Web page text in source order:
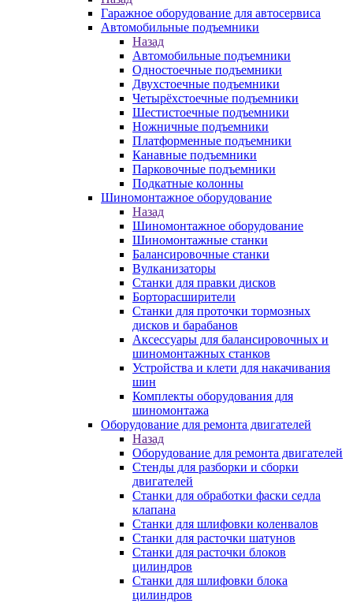
Гаражное оборудование для автосервиса
Автомобильные подъемники
Назад
Автомобильные подъемники
Одностоечные подъемники
Двухстоечные подъемники
Четырёхстоечные подъемники
Шестистоечные подъемники
Ножничные подъемники
Платформенные подъемники
Канавные подъемники
Парковочные подъемники
Подкатные колонны
Шиномонтажное оборудование
Назад
Шиномонтажное оборудование
Шиномонтажные станки
Балансировочные станки
Вулканизаторы
Станки для правки дисков
Борторасширители
Станки для проточки тормозных
дисков и барабанов
Аксессуары для балансировочных и
шиномонтажных станков
Устройства и клети для накачивания
шин
Комплекты оборудования для
шиномонтажа
Оборудование для ремонта двигателей
Назад
Оборудование для ремонта двигателей
Стенды для разборки и сборки
двигателей
Станки для обработки фаски седла
клапана
Станки для шлифовки коленвалов
Станки для расточки шатунов
Станки для расточки блоков
цилиндров
Станки для шлифовки блока
цилиндров